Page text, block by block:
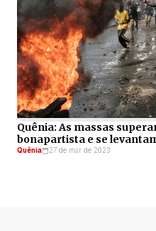
Quênia: As massas
bonapartista e se
Quênia 27 de mar de 2023